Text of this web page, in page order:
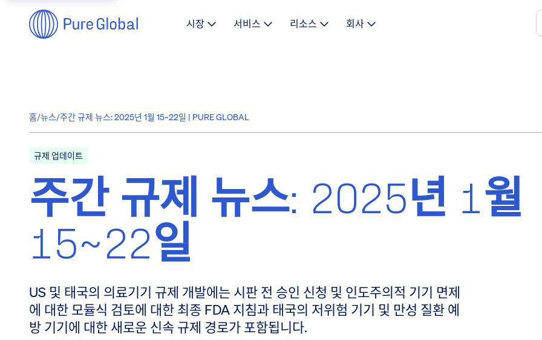
시장 서비스 리소스 회사
홈/뉴스/주간 규제 뉴스: 2025년 1월 15~22일 | PURE GLOBAL
규제 업데이트
주간 규제 뉴스: 2025년 1월
15~22일
US 및 태국의 의료기기 규제 개발에는 시판 전 승인 신청 및 인도주의적 기기 면제
에 대한 모듈식 검토에 대한 최종 FDA 지침과 태국의 저위험 기기 및 만성 질환 예
방 기기에 대한 새로운 신속 규제 경로가 포함됩니다.